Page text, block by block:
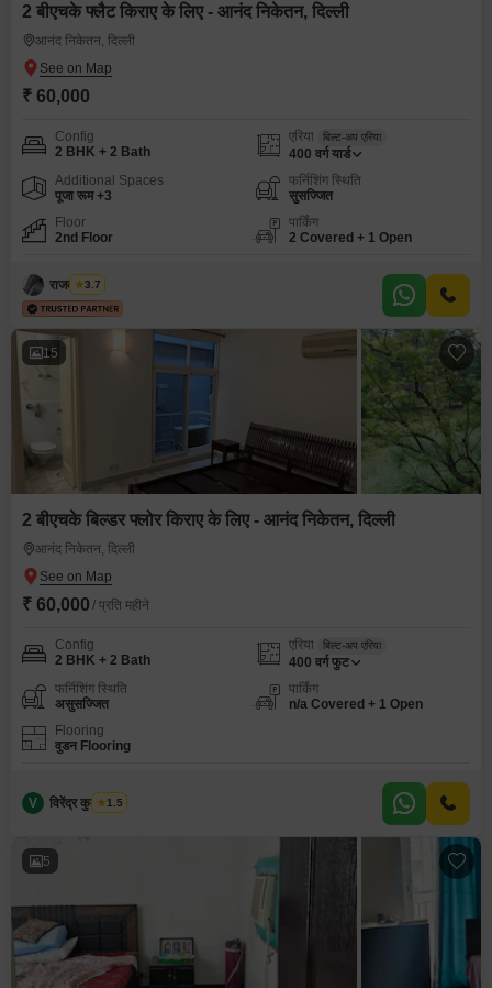
2 बीएचके फ्लैट किराए के लिए - आनंद निकेतन, दिल्ली
आनंद निकेतन, दिल्ली
₹ 60,000
Config
2 BHK + 2 Bath
एरिया बिल्ट-अप एरिया
400 वर्ग यार्ड
Additional Spaces
पूजा रूम +3
फर्निशिंग स्थिति
सुसज्जित
Floor
2nd Floor
पार्किंग
2 Covered + 1 Open
राजवीर सिंघ
3.7
15
2 बीएचके बिल्डर फ्लोर किराए के लिए - आनंद निकेतन, दिल्ली
आनंद निकेतन, दिल्ली
₹ 60,000 / प्रति महीने
Config
2 BHK + 2 Bath
एरिया बिल्ट-अप एरिया
400 वर्ग फुट
फर्निशिंग स्थिति
असुसज्जित
पार्किंग
n/a Covered + 1 Open
Flooring
वुडन Flooring
V विरेंद्र कुमार शर्मा
1.5
5